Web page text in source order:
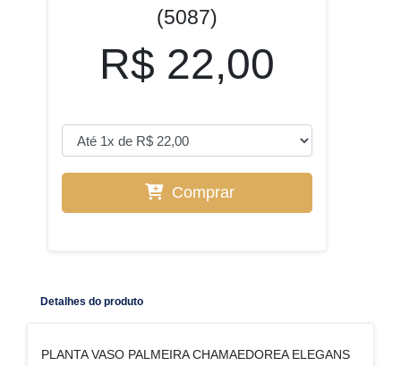
(5087)
R$ 22,00
Comprar
Detalhes do produto
PLANTA VASO PALMEIRA CHAMAEDOREA ELEGANS